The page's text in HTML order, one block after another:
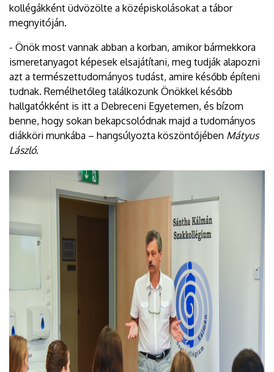
kollégákként üdvözölte a középiskolásokat a tábor
megnyitóján.
- Önök most vannak abban a korban, amikor bármekkora
ismeretanyagot képesek elsajátítani, meg tudják alapozni
azt a természettudományos tudást, amire később építeni
tudnak. Remélhetőleg találkozunk Önökkel később
hallgatókként is itt a Debreceni Egyetemen, és bízom
benne, hogy sokan bekapcsolódnak majd a tudományos
diákköri munkába – hangsúlyozta köszöntőjében Mátyus
László.